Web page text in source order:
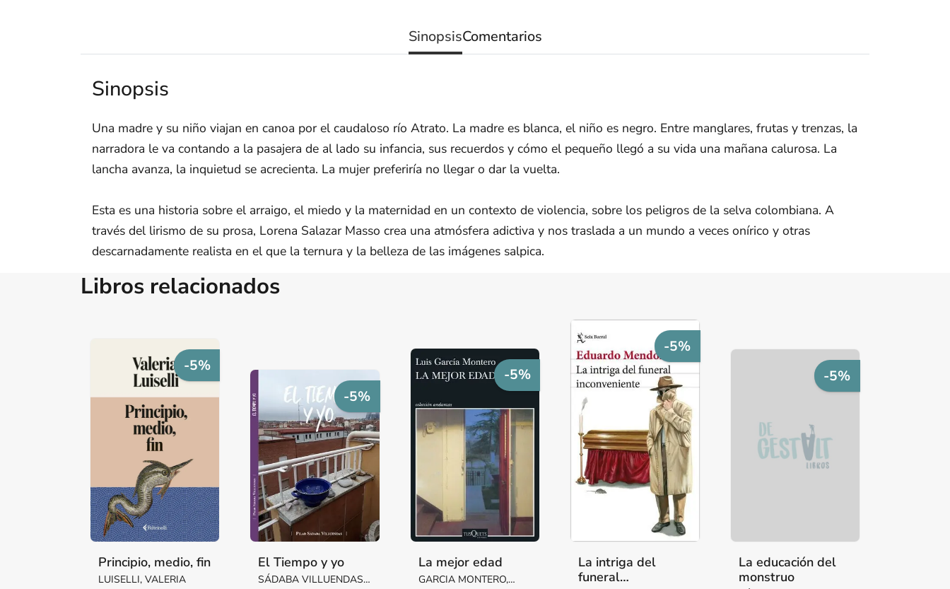
SinopsisComentarios
Sinopsis
Una madre y su niño viajan en canoa por el caudaloso río Atrato. La madre es blanca, el niño es negro. Entre manglares, frutas y trenzas, la
narradora le va contando a la pasajera de al lado su infancia, sus recuerdos y cómo el pequeño llegó a su vida una mañana calurosa. La
lancha avanza, la inquietud se acrecienta. La mujer preferiría no llegar o dar la vuelta.
Esta es una historia sobre el arraigo, el miedo y la maternidad en un contexto de violencia, sobre los peligros de la selva colombiana. A
través del lirismo de su prosa, Lorena Salazar Masso crea una atmósfera adictiva y nos traslada a un mundo a veces onírico y otras
descarnadamente realista en el que la ternura y la belleza de las imágenes salpica.
Libros relacionados
-5%
Principio, medio, fin
LUISELLI, VALERIA
-5%
El Tiempo y yo
SÁDABA VILLUENDAS,
-5%
La mejor edad
GARCIA MONTERO,
-5%
La intriga del
funeral
-5%
La educación del
monstruo